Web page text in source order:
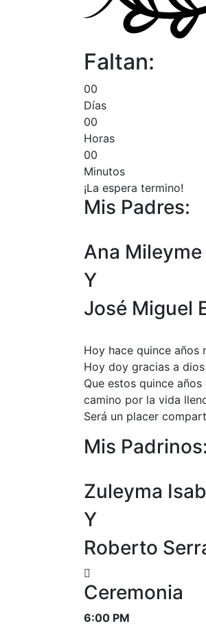
Faltan:
00
Días
00
Horas
00
Minutos
¡La espera termino!
Mis Padres:
Ana
Y
José Miguel
Hoy hace quince años
Hoy doy gracias a
Que estos quince
camino por la vida
Será un placer
Mis Padrinos:
Zuleyma
Y
Roberto
Ceremonia
6:00 PM